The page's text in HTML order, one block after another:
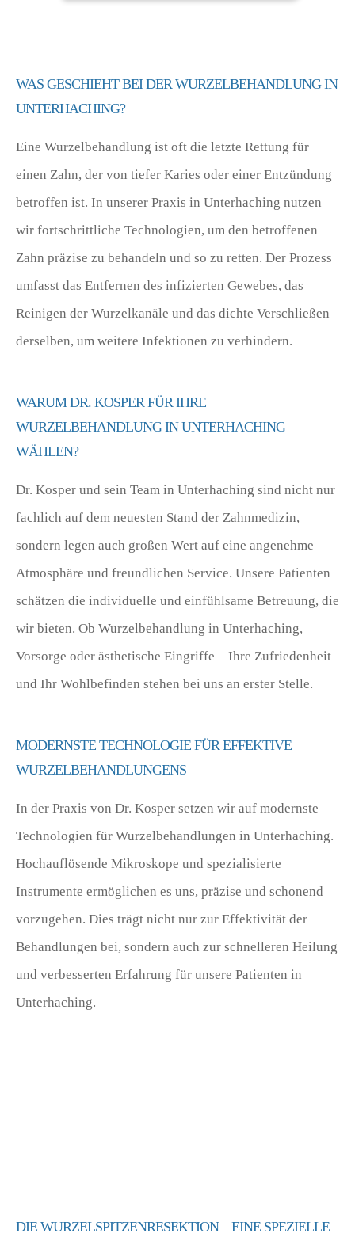
WAS GESCHIEHT BEI DER WURZELBEHANDLUNG IN
UNTERHACHING?
Eine Wurzelbehandlung ist oft die letzte Rettung für
einen Zahn, der von tiefer Karies oder einer Entzündung
betroffen ist. In unserer Praxis in Unterhaching nutzen
wir fortschrittliche Technologien, um den betroffenen
Zahn präzise zu behandeln und so zu retten. Der Prozess
umfasst das Entfernen des infizierten Gewebes, das
Reinigen der Wurzelkanäle und das dichte Verschließen
derselben, um weitere Infektionen zu verhindern.
WARUM DR. KOSPER FÜR IHRE
WURZELBEHANDLUNG IN UNTERHACHING
WÄHLEN?
Dr. Kosper und sein Team in Unterhaching sind nicht nur
fachlich auf dem neuesten Stand der Zahnmedizin,
sondern legen auch großen Wert auf eine angenehme
Atmosphäre und freundlichen Service. Unsere Patienten
schätzen die individuelle und einfühlsame Betreuung, die
wir bieten. Ob Wurzelbehandlung in Unterhaching,
Vorsorge oder ästhetische Eingriffe – Ihre Zufriedenheit
und Ihr Wohlbefinden stehen bei uns an erster Stelle.
MODERNSTE TECHNOLOGIE FÜR EFFEKTIVE
WURZELBEHANDLUNGENS
In der Praxis von Dr. Kosper setzen wir auf modernste
Technologien für Wurzelbehandlungen in Unterhaching.
Hochauflösende Mikroskope und spezialisierte
Instrumente ermöglichen es uns, präzise und schonend
vorzugehen. Dies trägt nicht nur zur Effektivität der
Behandlungen bei, sondern auch zur schnelleren Heilung
und verbesserten Erfahrung für unsere Patienten in
Unterhaching.
DIE WURZELSPITZENRESEKTION – EINE SPEZIELLE